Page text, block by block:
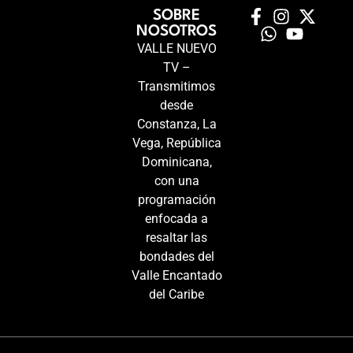
SOBRE
NOSOTROS
VALLE NUEVO
TV –
Transmitimos
desde
Constanza, La
Vega, República
Dominicana,
con una
programación
enfocada a
resaltar las
bondades del
Valle Encantado
del Caribe